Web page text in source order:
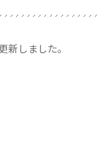
新しました。